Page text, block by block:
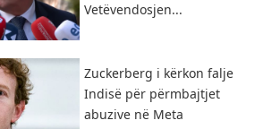
Vetëvendosjen...
Zuckerberg i kërkon falje
Indisë për përmbajtjet
abuzive në Meta